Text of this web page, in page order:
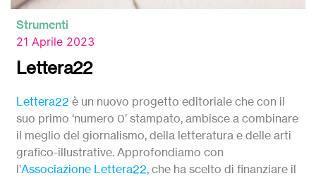
Strumenti
21 Aprile 2023
Lettera22
Lettera22 è un nuovo progetto editoriale che con il
suo primo ‘numero 0’ stampato, ambisce a combinare
il meglio del giornalismo, della letteratura e delle arti
grafico-illustrative. Approfondiamo con
l’Associazione Lettera22, che ha scelto di finanziare il